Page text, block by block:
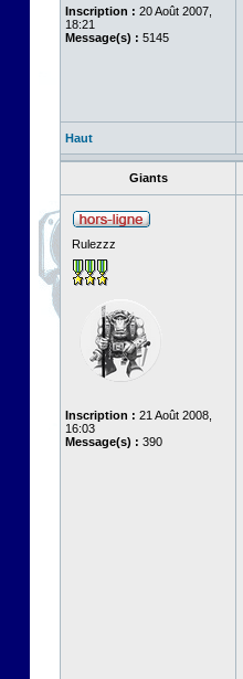
Inscription : 20 Août 2007,
18:21
Message(s) : 5145
Haut
Giants
Rulezzz
Inscription : 21 Août 2008,
16:03
Message(s) : 390